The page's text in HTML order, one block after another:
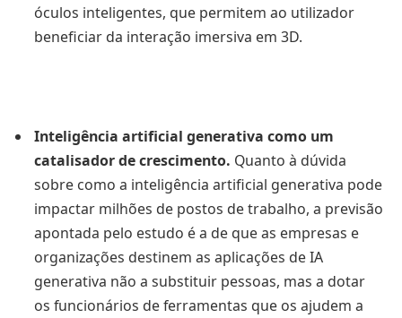
óculos inteligentes, que permitem ao utilizador
beneficiar da interação imersiva em 3D.
Inteligência artificial generativa como um
catalisador de crescimento. Quanto à dúvida
sobre como a inteligência artificial generativa pode
impactar milhões de postos de trabalho, a previsão
apontada pelo estudo é a de que as empresas e
organizações destinem as aplicações de IA
generativa não a substituir pessoas, mas a dotar
os funcionários de ferramentas que os ajudem a